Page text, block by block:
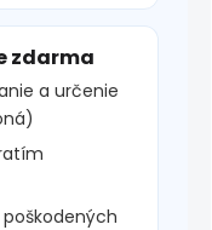
zdarma
a určenie